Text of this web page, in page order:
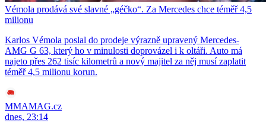
Vémola prodává své slavné „géčko“. Za Mercedes chce téměř 4,5
milionu
Karlos Vémola poslal do prodeje výrazně upravený Mercedes-
AMG G 63, který ho v minulosti doprovázel i k oltáři. Auto má
najeto přes 262 tisíc kilometrů a nový majitel za něj musí zaplatit
téměř 4,5 milionu korun.
MMAMAG.cz
dnes, 23:14